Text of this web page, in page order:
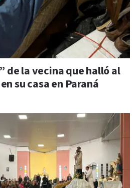
de la vecina que halló al
su casa en Paraná